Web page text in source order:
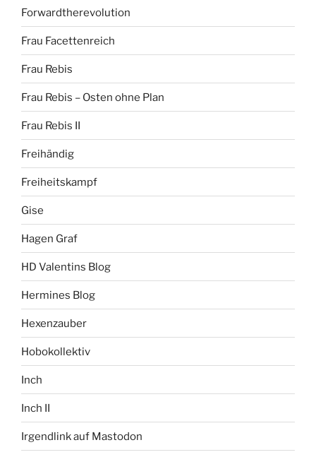
Forwardtherevolution
Frau Facettenreich
Frau Rebis
Frau Rebis – Osten ohne Plan
Frau Rebis II
Freihändig
Freiheitskampf
Gise
Hagen Graf
HD Valentins Blog
Hermines Blog
Hexenzauber
Hobokollektiv
Inch
Inch II
Irgendlink auf Mastodon